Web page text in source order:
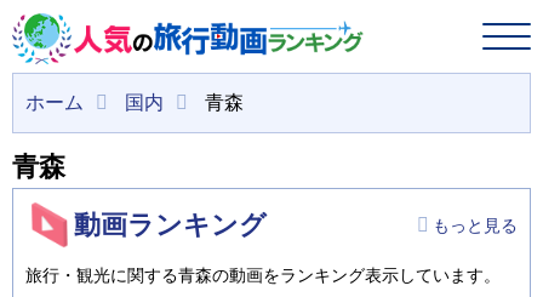
ホーム 国内 青森
青森
動画ランキング
もっと見る
旅行・観光に関する青森の動画をランキング表示しています。